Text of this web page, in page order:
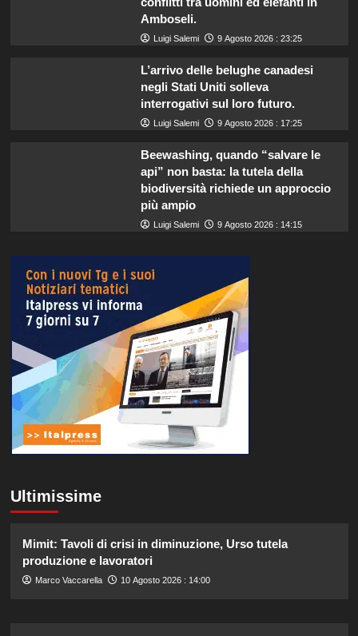
Amboseli.
Luigi Salemi 9 Agosto 2026 : 23:25
L’arrivo delle belughe canadesi
negli Stati Uniti solleva
interrogativi sul loro futuro.
Luigi Salemi 9 Agosto 2026 : 17:25
Beewashing, quando “salvare le
api” non basta: la tutela della
biodiversità richiede un approccio
più ampio
Luigi Salemi 9 Agosto 2026 : 14:15
Ultimissime
Mimit: Tavoli di crisi in diminuzione, Urso tutela
produzione e lavoratori
Marco Vaccarella 10 Agosto 2026 : 14:00